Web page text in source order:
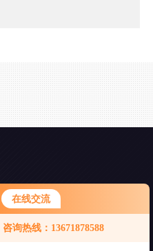
在线交流
咨询热线：13671878588
公路6495弄168号5幢3楼
扫